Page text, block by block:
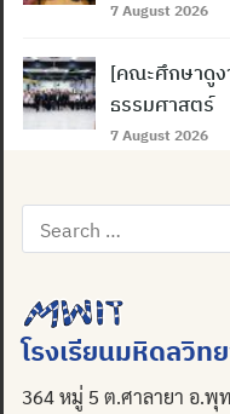
for:
7 August 2026
[คณะศึกษาดูง
ธรรมศาสตร์
7 August 2026
Search
for:
โรงเรียนมหิดลวิ
364 หมู่ 5 ต.ศาลายา อ.